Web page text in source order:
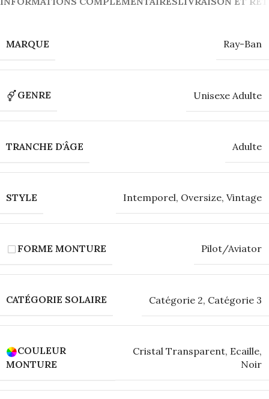
MARQUE Ray-Ban
GENRE Unisexe Adulte
TRANCHE D'ÂGE Adulte
STYLE Intemporel, Oversize, Vintage
FORME MONTURE Pilot/Aviator
CATÉGORIE SOLAIRE Catégorie 2, Catégorie 3
COULEUR
MONTURE
Cristal Transparent, Ecaille,
Noir